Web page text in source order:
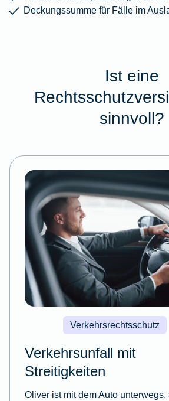
Deckungssumme für Fälle im
Ist eine
sinnvoll?
Verkehrsrechtsschutz
Verkehrsunfall mit
Streitigkeiten
Oliver ist mit dem Auto unterwegs,